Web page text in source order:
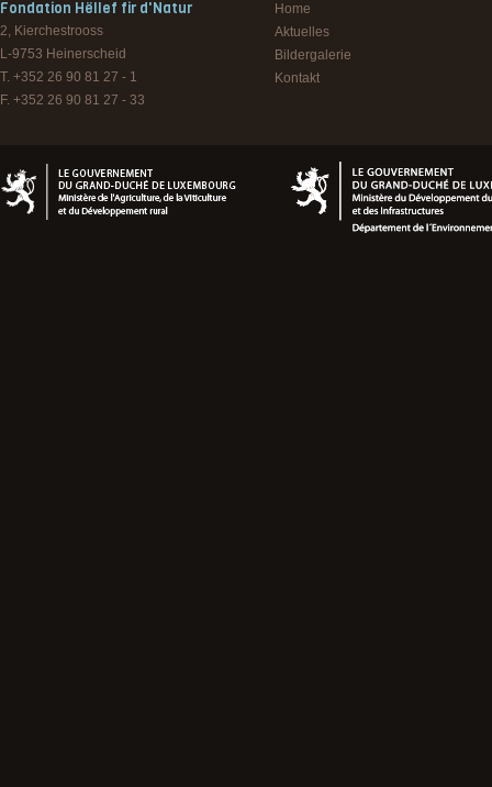
Fondation Hëllef fir d'Natur
2, Kierchestrooss
L-9753 Heinerscheid
T. +352 26 90 81 27 - 1
F. +352 26 90 81 27 - 33
Home
Aktuelles
Bildergalerie
Kontakt